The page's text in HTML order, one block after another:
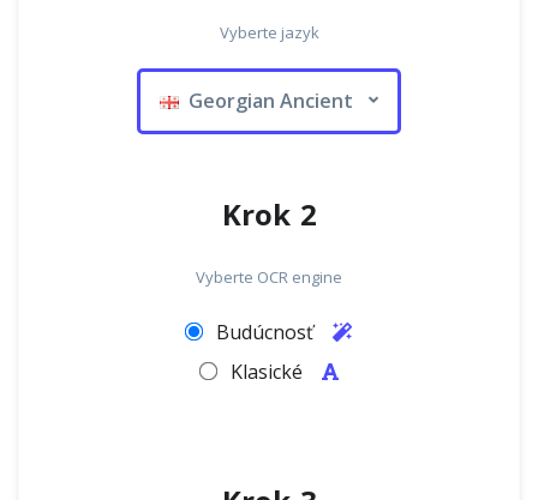
Vyberte jazyk
Georgian Ancient
Krok 2
Vyberte OCR engine
Budúcnosť
Klasické